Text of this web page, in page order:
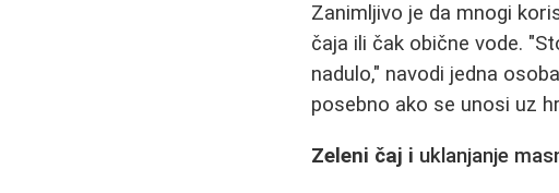
Zanimljivo je da mnogi
čaja ili čak obične vode.
nadulo," navodi jedna
posebno ako se unosi uz
Zeleni čaj i uklanjanje